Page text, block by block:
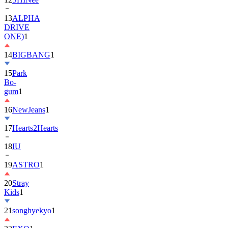
DRIVE
ONE)1
14BIGBANG
15Park
Bo-
gum1
16NewJeans
17Hearts2Hearts
18IU
19ASTRO
20Stray
Kids
21songhyekyo
22EXO1